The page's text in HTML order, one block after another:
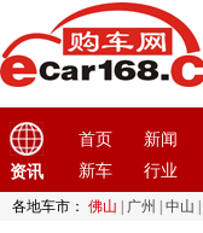
资讯
首页 新闻
新车
行业
各地车市： 佛山 广州 中山